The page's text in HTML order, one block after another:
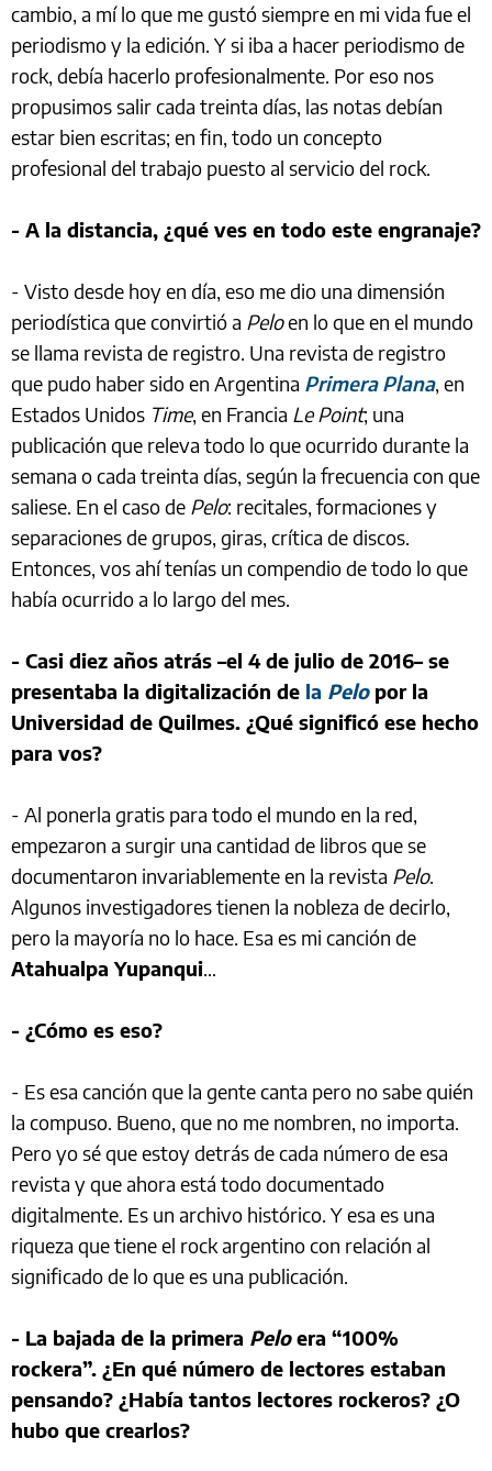
cambio, a mí lo que me gustó siempre en mi vida fue el
periodismo y la edición. Y si iba a hacer periodismo de
rock, debía hacerlo profesionalmente. Por eso nos
propusimos salir cada treinta días, las notas debían
estar bien escritas; en fin, todo un concepto
profesional del trabajo puesto al servicio del rock.
- A la distancia, ¿qué ves en todo este engranaje?
- Visto desde hoy en día, eso me dio una dimensión
periodística que convirtió a Peloen lo que en el mundo
se llama revista de registro. Una revista de registro
que pudo haber sido en Argentina Primera Plana, en
Estados Unidos Time, en Francia Le Point; una
publicación que releva todo lo que ocurrido durante la
semana o cada treinta días, según la frecuencia con que
saliese. En el caso de Pelo: recitales, formaciones y
separaciones de grupos, giras, crítica de discos.
Entonces, vos ahí tenías un compendio de todo lo que
había ocurrido a lo largo del mes.
- Casi diez años atrás –el 4 de julio de 2016– se
presentaba la digitalización de la Pelopor la
Universidad de Quilmes. ¿Qué significó ese hecho
para vos?
- Al ponerla gratis para todo el mundo en la red,
empezaron a surgir una cantidad de libros que se
documentaron invariablemente en la revista Pelo.
Algunos investigadores tienen la nobleza de decirlo,
pero la mayoría no lo hace. Esa es mi canción de
Atahualpa Yupanqui…
- ¿Cómo es eso?
- Es esa canción que la gente canta pero no sabe quién
la compuso. Bueno, que no me nombren, no importa.
Pero yo sé que estoy detrás de cada número de esa
revista y que ahora está todo documentado
digitalmente. Es un archivo histórico. Y esa es una
riqueza que tiene el rock argentino con relación al
significado de lo que es una publicación.
- La bajada de la primera Peloera “100%
rockera”. ¿En qué número de lectores estaban
pensando? ¿Había tantos lectores rockeros? ¿O
hubo que crearlos?